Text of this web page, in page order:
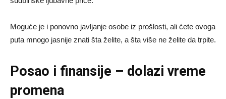
Moguće je i ponovno javljanje osobe iz prošlosti, ali ćete ovoga
puta mnogo jasnije znati šta želite, a šta više ne želite da trpite.
Posao i finansije – dolazi vreme
promena